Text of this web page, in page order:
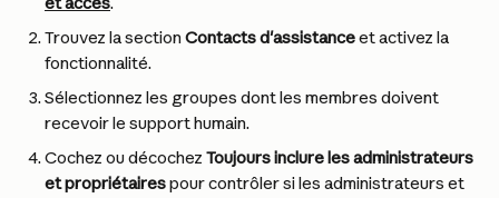
Trouvez la section Contacts d'assistance et activez la
fonctionnalité.
Sélectionnez les groupes dont les membres doivent
recevoir le support humain.
Cochez ou décochez Toujours inclure les administrateurs
et propriétaires pour contrôler si les administrateurs et